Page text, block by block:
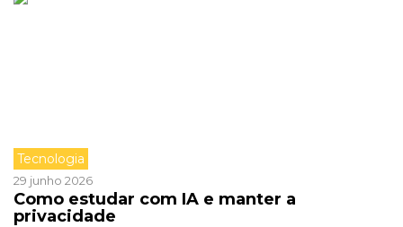
Tecnologia
29 junho 2026
Como estudar com IA e manter a
privacidade